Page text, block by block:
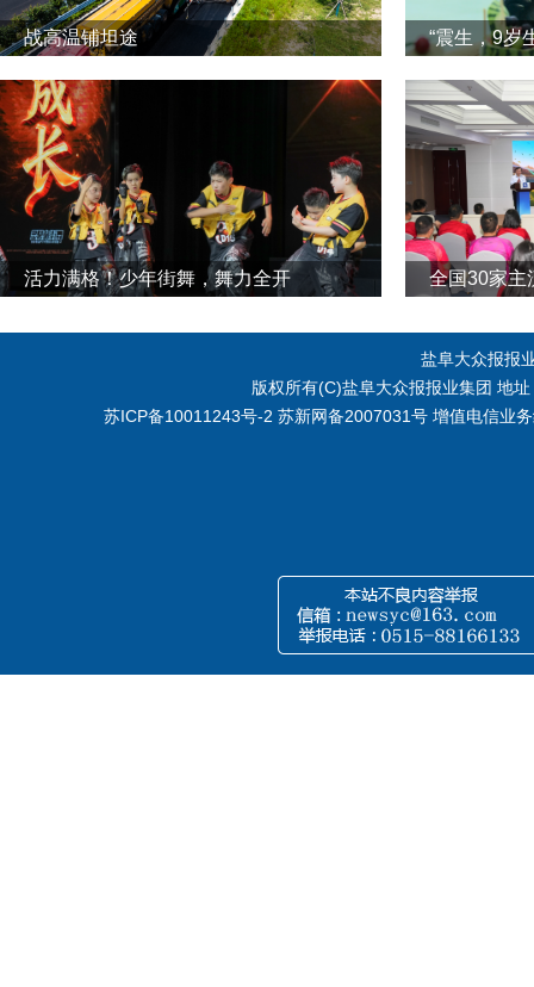
战高温铺坦途 “震生，9岁
活力满格！少年街舞，舞力全开 全国30家主
盐阜大众报报
版权所有(C)盐阜大众报报业集团 地
苏ICP备10011243号-2 苏新网备2007031号 增值电信业